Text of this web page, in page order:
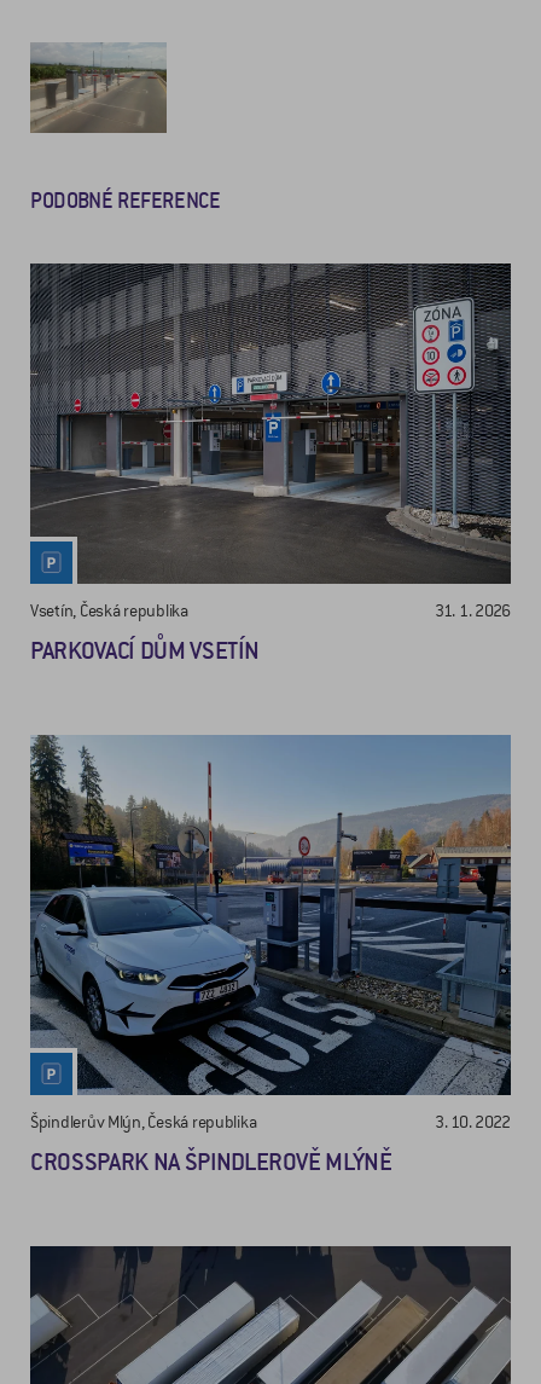
PODOBNÉ REFERENCE
Vsetín, Česká republika 31. 1. 2026
PARKOVACÍ DŮM VSETÍN
Špindlerův Mlýn, Česká republika 3. 10. 2022
CROSSPARK NA ŠPINDLEROVĚ MLÝNĚ